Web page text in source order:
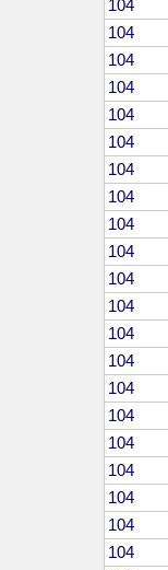
104
104
104
104
104
104
104
104
104
104
104
104
104
104
104
104
104
104
104
104
104